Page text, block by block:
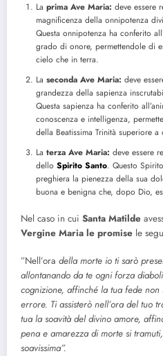
La prima Ave Maria: deve essere
magnificenza della onnipotenza
Questa onnipotenza ha conferito
grado di onore, permettendole di
cielo che in terra.
La seconda Ave Maria: deve
grandezza della sapienza
Questa sapienza ha conferito
conoscenza e intelligenza,
della Beatissima Trinità superiore
La terza Ave Maria: deve essere
dello Spirito Santo. Questo
preghiera la pienezza della sua
buona e benigna che, dopo Dio,
Nel caso in cui Santa Matilde
Vergine Maria le promise le
”Nell’ora della morte io ti sarò
allontanando da te ogni forza
cognizione, affinché la tua fede
errore. Ti assisterò nell’ora del tuo
tua la soavità del divino amore,
pena e amarezza di morte si
soavissima”.